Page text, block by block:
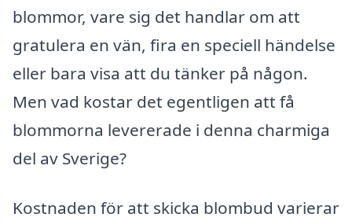
blommor, vare sig det handlar om att
gratulera en vän, fira en speciell händelse
eller bara visa att du tänker på någon.
Men vad kostar det egentligen att få
blommorna levererade i denna charmiga
del av Sverige?
Kostnaden för att skicka blombud varierar